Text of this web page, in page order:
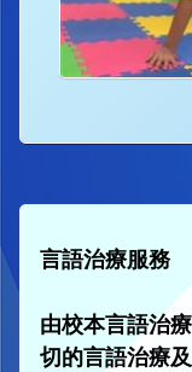
言語治療服務
由校本言語治
切的言語治療